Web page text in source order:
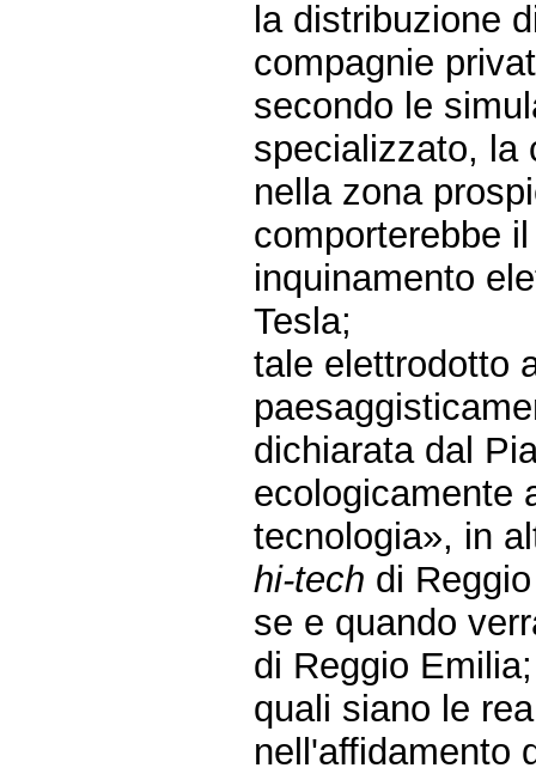
la distribuzione
compagnie
secondo le
specializzato, la
nella zona
comporterebbe
inquinamento
Tesla;
tale elettrodotto
dichiarata dal
ecologicamente
tecnologia», in
hi-tech di
se e quando
di Reggio Emilia;
quali siano le
nell'affidamento